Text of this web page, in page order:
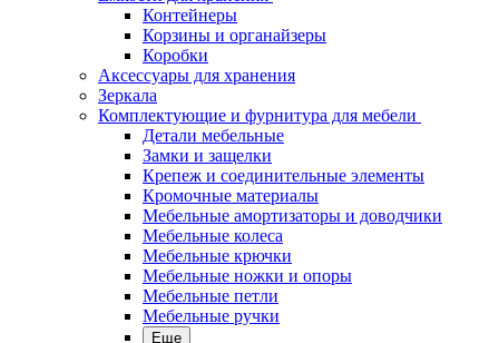
Контейнеры
Корзины и органайзеры
Коробки
Аксессуары для хранения
Зеркала
Комплектующие и фурнитура для мебели
Детали мебельные
Замки и защелки
Крепеж и соединительные элементы
Кромочные материалы
Мебельные амортизаторы и доводчики
Мебельные колеса
Мебельные крючки
Мебельные ножки и опоры
Мебельные петли
Мебельные ручки
Еще